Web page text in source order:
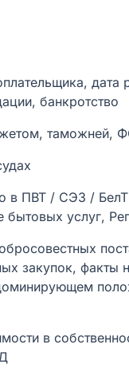
дата
банкротство
таможней,
в ПВТ / СЭЗ /
услуг,
закупок, факты
в